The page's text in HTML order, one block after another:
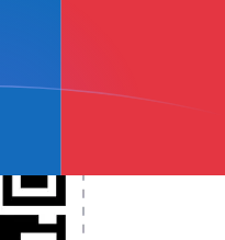
Téléchargez